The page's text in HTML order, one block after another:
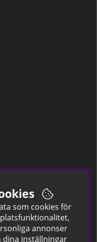
som cookies för
annonser
dina inställningar